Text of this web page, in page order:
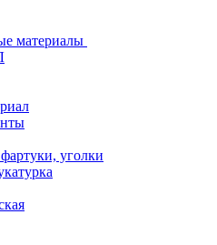
материалы
уголки